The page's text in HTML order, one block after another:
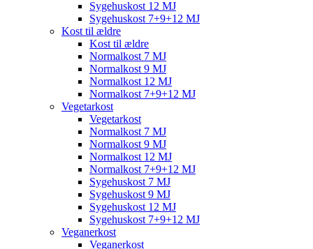
Sygehuskost 12 MJ
Sygehuskost 7+9+12 MJ
Kost til ældre
Kost til ældre
Normalkost 7 MJ
Normalkost 9 MJ
Normalkost 12 MJ
Normalkost 7+9+12 MJ
Vegetarkost
Vegetarkost
Normalkost 7 MJ
Normalkost 9 MJ
Normalkost 12 MJ
Normalkost 7+9+12 MJ
Sygehuskost 7 MJ
Sygehuskost 9 MJ
Sygehuskost 12 MJ
Sygehuskost 7+9+12 MJ
Veganerkost
Veganerkost